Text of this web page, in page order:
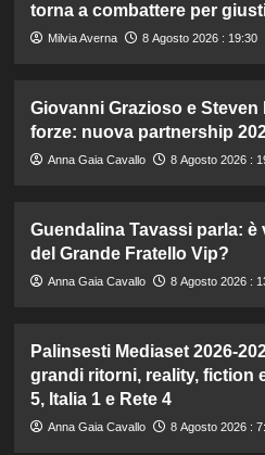
torna a combattere per
Milvia Averna 8 Agosto 2026 : 19:30
Giovanni Grazioso e
forze: nuova partnership
Anna Gaia Cavallo 8 Agosto 2026 :
Guendalina Tavassi parla:
del Grande Fratello Vip?
Anna Gaia Cavallo 8 Agosto 2026 :
Palinsesti Mediaset 2026-
grandi ritorni, reality, fiction
5, Italia 1 e Rete 4
Anna Gaia Cavallo 8 Agosto 2026 :